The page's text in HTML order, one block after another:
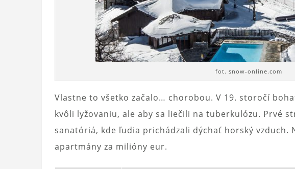
fot. snow-online.com
Vlastne to všetko začalo… chorobou. V 19. storočí
kvôli lyžovaniu, ale aby sa liečili na tuberkulózu. Prvé
sanatóriá, kde ľudia prichádzali dýchať horský vzduch.
apartmány za milióny eur.